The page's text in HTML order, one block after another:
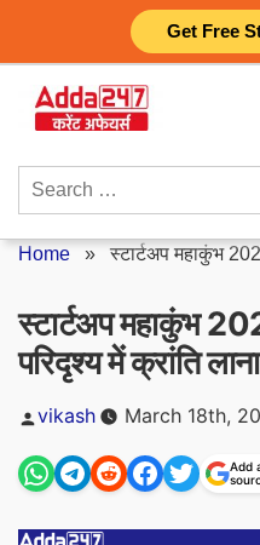
Get Free
content
Search
Home »स्टार्टअप महाकुंभ
स्टार्टअप महाकुंभ
परिदृश्य में क्रांति लाना
Posted
vikash March 18th,
Add